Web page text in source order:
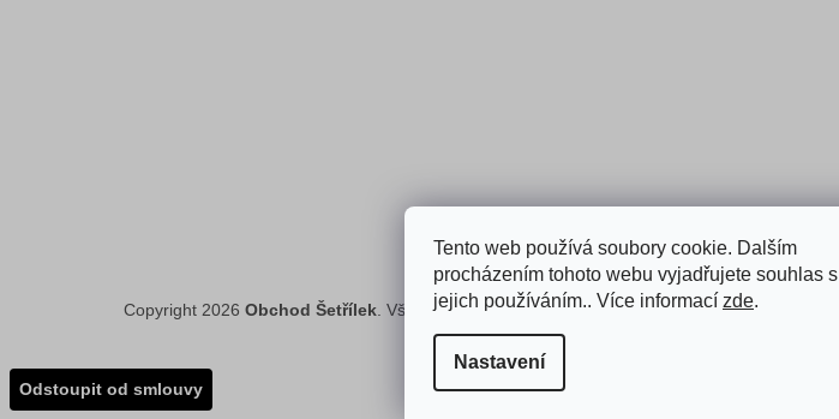
Tento web používá soubory cookie. Dalším
procházením tohoto webu vyjadřujete souhlas s
jejich používáním.. Více informací zde.
Nastavení
Copyright 2026 Obchod Šetřílek . Všechna práva vyhrazena.
Odstoupit od smlouvy